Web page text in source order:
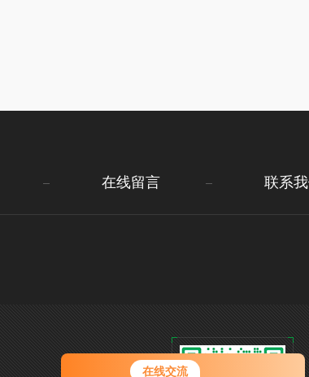
在线交流
您好！欢迎前来咨询，很高兴为您
在线留言 联系